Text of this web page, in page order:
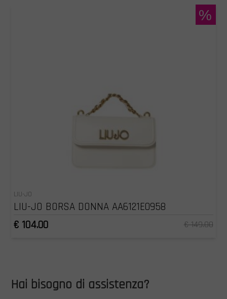
LIU-JO
LIU-JO BORSA DONNA AA6121E0958
€ 104.00
€ 149.00
%
Hai bisogno di assistenza?